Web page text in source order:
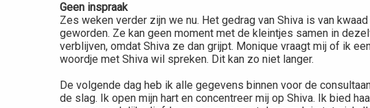
Geen inspraak
Zes weken verder zijn we nu. Het gedrag van Shiva is van
geworden. Ze kan geen moment met de kleintjes samen in
verblijven, omdat Shiva ze dan grijpt. Monique vraagt mij of ik
woordje met Shiva wil spreken. Dit kan zo niet langer.
De volgende dag heb ik alle gegevens binnen voor de
de slag. Ik open mijn hart en concentreer mij op Shiva. Ik bied